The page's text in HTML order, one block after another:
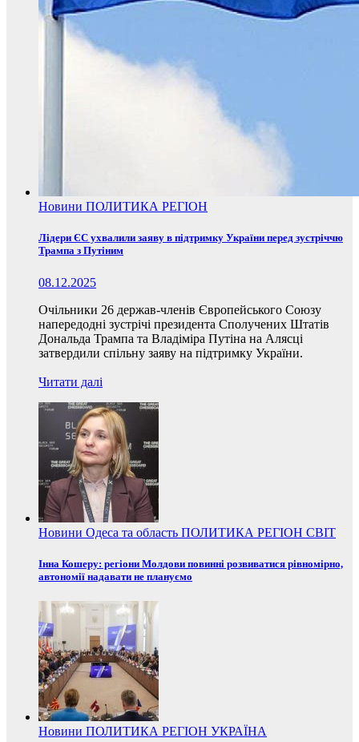
Новини ПОЛИТИКА РЕГІОН
Лідери ЄС ухвалили заяву в підтримку України перед зустріччю
Трампа з Путіним
08.12.2025
Очільники 26 держав-членів Європейського Союзу
напередодні зустрічі президента Сполучених Штатів
Дональда Трампа та Владіміра Путіна на Алясці
затвердили спільну заяву на підтримку України.
Читати далі
Новини Одеса та область ПОЛИТИКА РЕГІОН СВІТ
Інна Кошеру: регіони Молдови повинні розвиватися рівномірно,
автономії надавати не плануємо
Новини ПОЛИТИКА РЕГІОН УКРАЇНА